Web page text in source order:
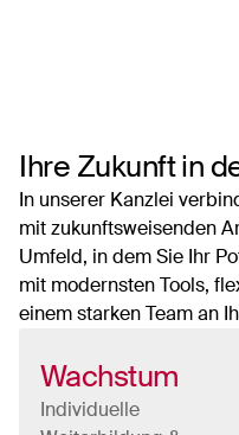
Ihre Zukunft in
In unserer Kanzlei
mit zukunftsweisenden
Umfeld, in dem Sie Ihr
mit modernsten Tools,
einem starken Team an
Wachstum
Individuelle